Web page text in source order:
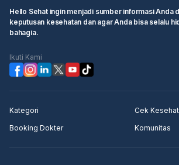
Hello Sehat ingin menjadi sumber informasi Anda
keputusan kesehatan dan agar Anda bisa selalu
bahagia.
Ikuti Kami
Kategori
Cek
Booking Dokter
Komunitas